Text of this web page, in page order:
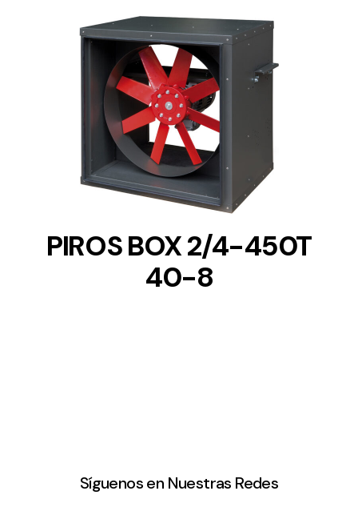
DETAILS
PIROS BOX 2/4-450T
40-8
Síguenos en Nuestras Redes